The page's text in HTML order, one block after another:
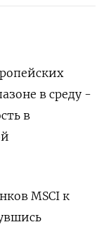
в среду -
в
MSCI к